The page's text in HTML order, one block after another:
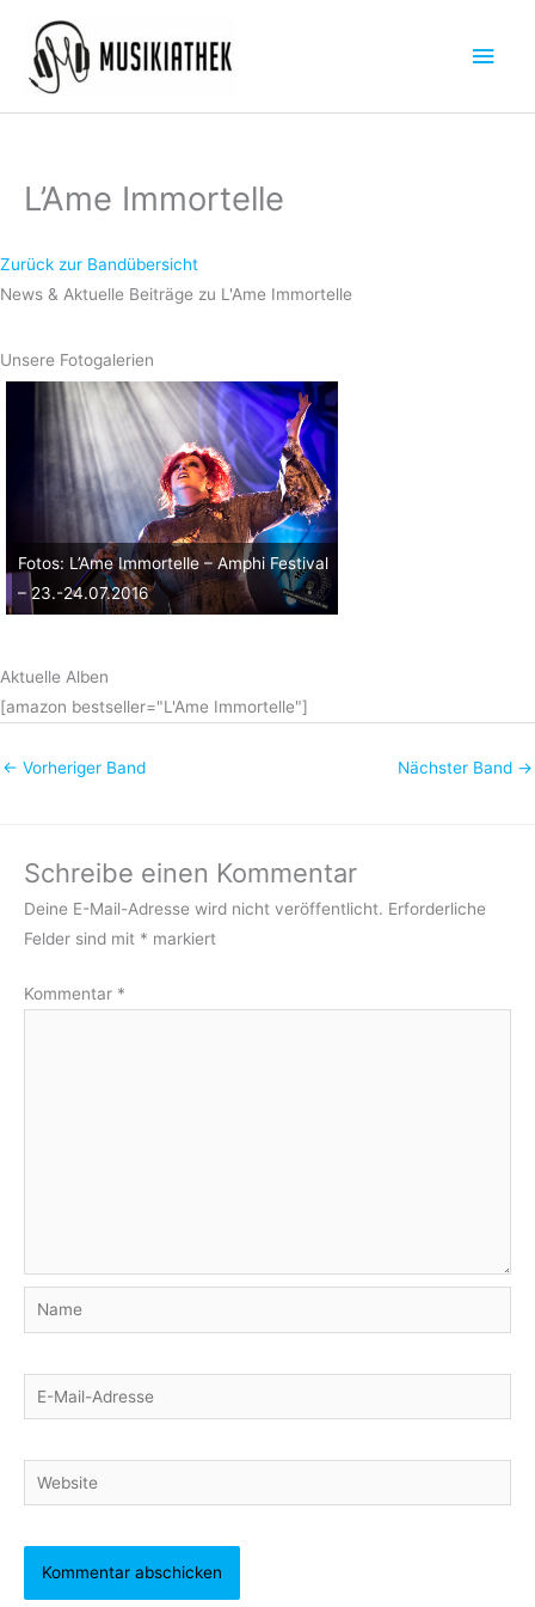
Inhalt
springen
L’Ame Immortelle
Zurück zur Bandübersicht
News & Aktuelle Beiträge zu L'Ame Immortelle
Unsere Fotogalerien
Fotos: L’Ame Immortelle – Amphi Festival
– 23.-24.07.2016
Aktuelle Alben
[amazon bestseller="L'Ame Immortelle"]
← Vorheriger Band Nächster Band →
Schreibe einen Kommentar
Deine E-Mail-Adresse wird nicht veröffentlicht. Erforderliche
Felder sind mit * markiert
Kommentar *
Name
E-
Mail-
Website